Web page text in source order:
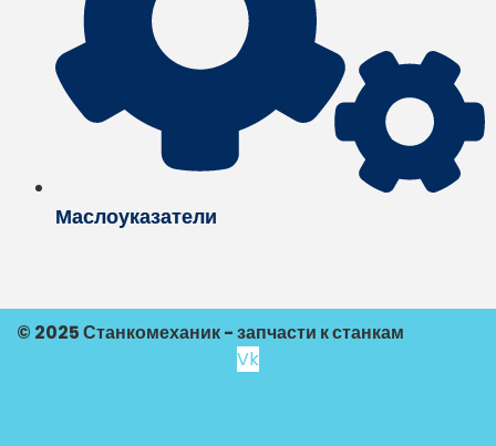
Маслоуказатели
© 2025 Станкомеханик - запчасти к станкам
Vk